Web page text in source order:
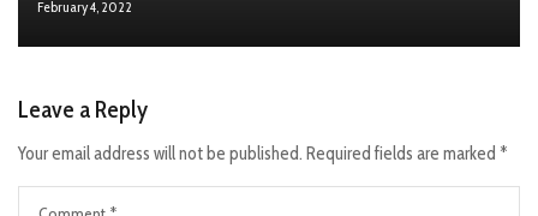
February 4, 2022
Leave a Reply
Your email address will not be published. Required fields are marked *